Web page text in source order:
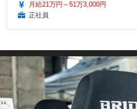
月給21万円～51万3,000円
正社員